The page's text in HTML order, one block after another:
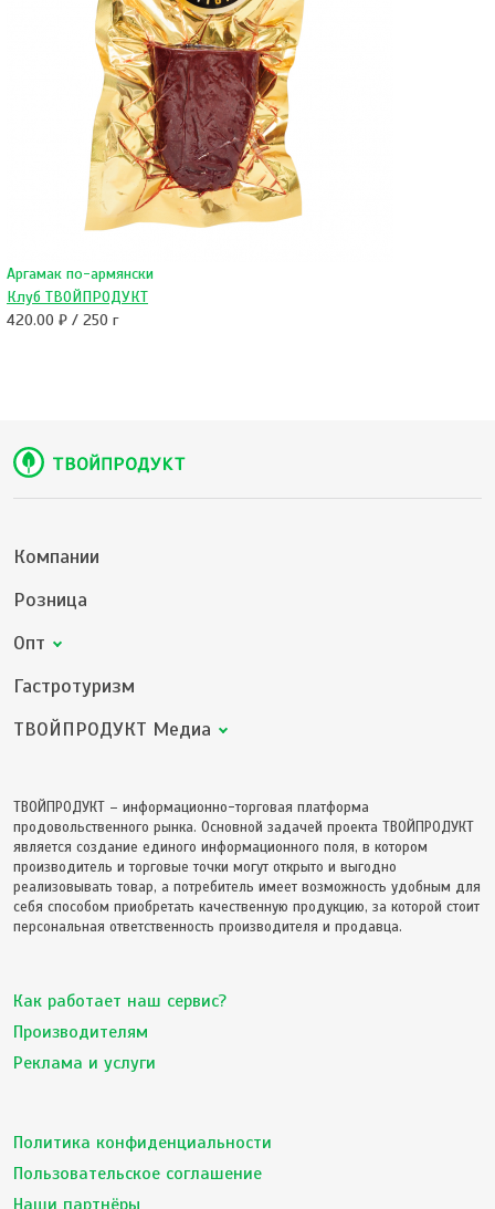
Аргамак по-армянски
Клуб ТВОЙПРОДУКТ
420.00 ₽ / 250 г
Компании
Розница
Опт
Гастротуризм
ТВОЙПРОДУКТ Медиа
ТВОЙПРОДУКТ – информационно-торговая платформа
продовольственного рынка. Основной задачей проекта ТВОЙПРОДУКТ
является создание единого информационного поля, в котором
производитель и торговые точки могут открыто и выгодно
реализовывать товар, а потребитель имеет возможность удобным для
себя способом приобретать качественную продукцию, за которой стоит
персональная ответственность производителя и продавца.
Как работает наш сервис?
Производителям
Реклама и услуги
Политика конфиденциальности
Пользовательское соглашение